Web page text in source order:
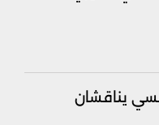
يناقشان